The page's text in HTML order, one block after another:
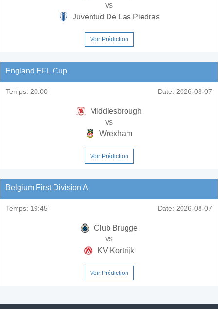
vs
Juventud De Las Piedras
Voir Prédiction
England EFL Cup
Temps: 20:00 Date: 2026-08-07
Middlesbrough
vs
Wrexham
Voir Prédiction
Belgium First Division A
Temps: 19:45 Date: 2026-08-07
Club Brugge
vs
KV Kortrijk
Voir Prédiction